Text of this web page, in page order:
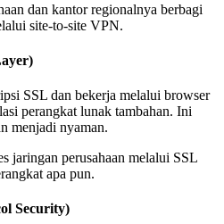
dan kantor regionalnya berbagi
site-to-site VPN.
SSL dan bekerja melalui browser
perangkat lunak tambahan. Ini
menjadi nyaman.
jaringan perusahaan melalui SSL
apa pun.
Security)